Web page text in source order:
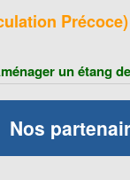
un étang
Nos